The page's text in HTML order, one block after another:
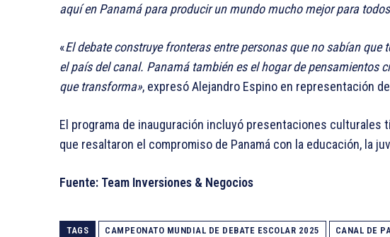
aquí en Panamá para producir un mundo mucho mejor para todos
«El debate construye fronteras entre personas que no sabían
el país del canal. Panamá también es el hogar de pensamientos
que transforma», expresó Alejandro Espino en representación de
El programa de inauguración incluyó presentaciones culturales
que resaltaron el compromiso de Panamá con la educación, la
Fuente: Team Inversiones & Negocios
TAGS CAMPEONATO MUNDIAL DE DEBATE ESCOLAR 2025 CANAL DE